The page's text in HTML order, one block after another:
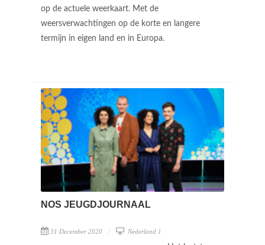
op de actuele weerkaart. Met de
weersverwachtingen op de korte en langere
termijn in eigen land en in Europa.
NOS JEUGDJOURNAAL
31 December 2020 Nederland 1